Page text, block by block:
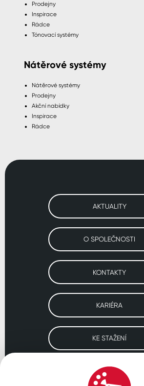
Prodejny
Inspirace
Rádce
Tónovací systémy
Nátěrové systémy
Nátěrové systémy
Prodejny
Akční nabídky
Inspirace
Rádce
AKTUALITY
O SPOLEČNOSTI
KONTAKTY
KARIÉRA
KE STAŽENÍ
Navštivte naše pobočky